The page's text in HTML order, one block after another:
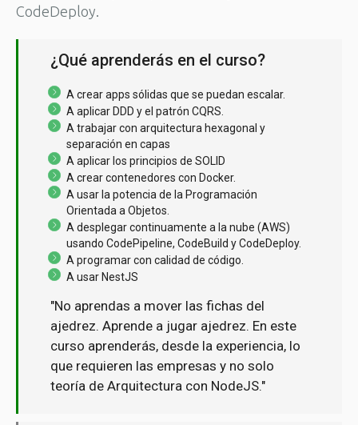
CodeDeploy.
¿Qué aprenderás en el curso?
A crear apps sólidas que se puedan escalar.
A aplicar DDD y el patrón CQRS.
A trabajar con arquitectura hexagonal y
separación en capas
A aplicar los principios de SOLID
A crear contenedores con Docker.
A usar la potencia de la Programación
Orientada a Objetos.
A desplegar continuamente a la nube (AWS)
usando CodePipeline, CodeBuild y CodeDeploy.
A programar con calidad de código.
A usar NestJS
"No aprendas a mover las fichas del
ajedrez. Aprende a jugar ajedrez. En este
curso aprenderás, desde la experiencia, lo
que requieren las empresas y no solo
teoría de Arquitectura con NodeJS."